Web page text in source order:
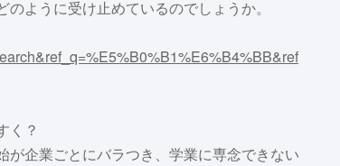
ように受け止めているのでしょうか。
く？
企業ごとにバラつき、学業に専念できない